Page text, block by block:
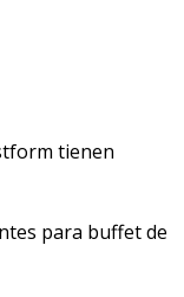
tienen
para buffet de